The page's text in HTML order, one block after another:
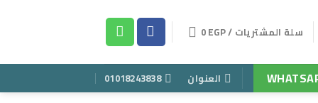
سلة المشتريات / 0EGP
العنوان 01018243838